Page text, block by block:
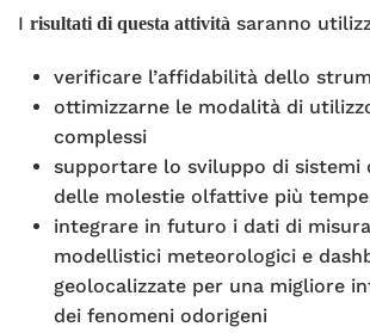
I risultati di questa attività saranno
verificare l’affidabilità dello
ottimizzarne le modalità di
complessi
supportare lo sviluppo di sistemi
delle molestie olfattive più
integrare in futuro i dati di
modellistici meteorologici e
geolocalizzate per una migliore
dei fenomeni odorigeni